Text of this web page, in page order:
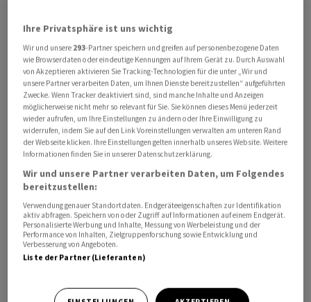
«Es geht letztlich um Leistungssteigerung sowie darum,
näher am Kunden zu sein und sich noch härter im
Wettbewerb zu messen», sagte Finanzchef Dirk
Elvermann (52) den Nachrichtenagenturen dpa-AFX und
dpa. Ein Wachstumsgeschäft müsse anders gesteuert
werden als ein Geschäft, das im Wesentlichen auf
Rendite ausgerichtet sei. Das schaffeBASFmit einer
neuen Struktur.
«Wir schauen bei diesen Geschäften noch stärker auf die
Ihre Privatsphäre ist uns wichtig
Wir und unsere 293-Partner speichern und greifen auf personenbezogene Daten
wie Browserdaten oder eindeutige Kennungen auf Ihrem Gerät zu. Durch Auswahl
von Akzeptieren aktivieren Sie Tracking-Technologien für die unter „Wir und
unsere Partner verarbeiten Daten, um Ihnen Dienste bereitzustellen“ aufgeführten
Zwecke. Wenn Tracker deaktiviert sind, sind manche Inhalte und Anzeigen
möglicherweise nicht mehr so relevant für Sie. Sie können dieses Menü jederzeit
wieder aufrufen, um Ihre Einstellungen zu ändern oder Ihre Einwilligung zu
widerrufen, indem Sie auf den Link Voreinstellungen verwalten am unteren Rand
der Webseite klicken. Ihre Einstellungen gelten innerhalb unseres Website. Weitere
Informationen finden Sie in unserer Datenschutzerklärung.
Wir und unsere Partner verarbeiten Daten, um Folgendes
bereitzustellen:
Verwendung genauer Standortdaten. Endgeräteeigenschaften zur Identifikation
aktiv abfragen. Speichern von oder Zugriff auf Informationen auf einem Endgerät.
Personalisierte Werbung und Inhalte, Messung von Werbeleistung und der
Performance von Inhalten, Zielgruppenforschung sowie Entwicklung und
Verbesserung von Angeboten.
Liste der Partner (Lieferanten)